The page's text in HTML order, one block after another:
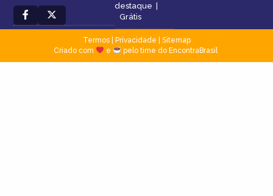
destaque
Grátis
Termos| Privacidade
Sitemap
Criado com
e pelo time do EncontraBrasil